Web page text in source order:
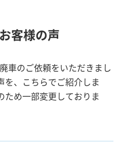
客様の声
車のご依頼をいただきまし
を、こちらでご紹介しま
ため一部変更しておりま